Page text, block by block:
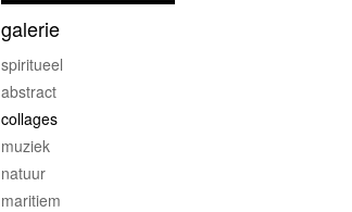
galerie
spiritueel
abstract
collages
muziek
natuur
maritiem